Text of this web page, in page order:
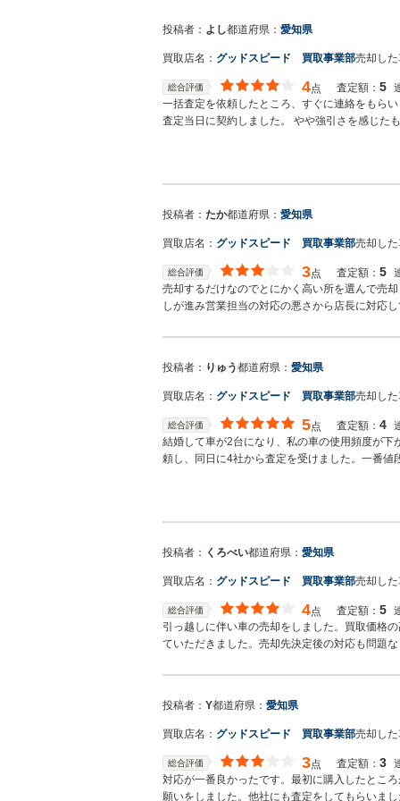
投稿者： よし都道府県： 愛知県
買取店名： グッドスピード 買取事業部売却し
総合評価 4点 査定額： 5
一括査定を依頼したところ、すぐに連絡をもら
査定当日に契約しました。 やや強引さを感じた
投稿者： たか都道府県： 愛知県
買取店名： グッドスピード 買取事業部売却し
総合評価 3点 査定額： 5
売却するだけなのでとにかく高い所を選んで売
しが進み営業担当の対応の悪さから店長に対応
投稿者： りゅう都道府県： 愛知県
買取店名： グッドスピード 買取事業部売却し
総合評価 5点 査定額： 4
結婚して車が2台になり、私の車の使用頻度が
頼し、同日に4社から査定を受けました。一番
投稿者： くろべい都道府県： 愛知県
買取店名： グッドスピード 買取事業部売却し
総合評価 4点 査定額： 5
引っ越しに伴い車の売却をしました。買取価格
ていただきました。売却先決定後の対応も問題
投稿者： Y都道府県： 愛知県
買取店名： グッドスピード 買取事業部売却し
総合評価 3点 査定額： 3
対応が一番良かったです。最初に購入したとこ
願いをしました。他社にも査定をしてもらいま